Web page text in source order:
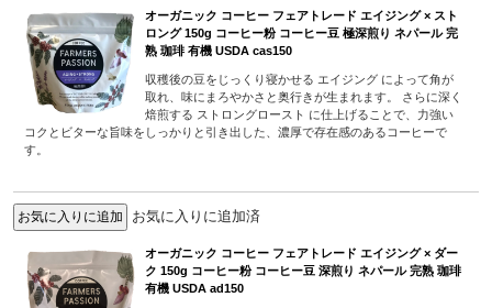
オーガニック コーヒー フェアトレード エイジング × スト
ロング 150g コーヒー粉 コーヒー豆 極深煎り ネパール 完
熟 珈琲 有機 USDA cas150
収穫後の豆をじっくり寝かせる エイジング によって角が
取れ、味にまろやかさと奥行きが生まれます。 さらに深く
焙煎する ストロングロースト に仕上げることで、力強い
コクとビターな旨味をしっかりと引き出した、濃厚で存在感のあるコーヒーで
す。
お気に入りに追加済
オーガニック コーヒー フェアトレード エイジング × ダー
ク 150g コーヒー粉 コーヒー豆 深煎り ネパール 完熟 珈琲
有機 USDA ad150